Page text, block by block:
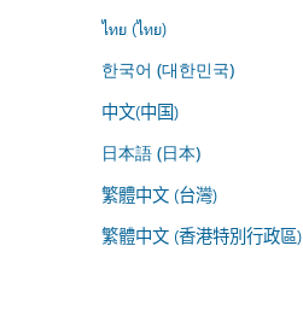
ไทย (ไทย)
한국어 (대한민국)
中文(中国)
日本語 (日本)
繁體中文 (台灣)
繁體中文 (香港特別行政區)